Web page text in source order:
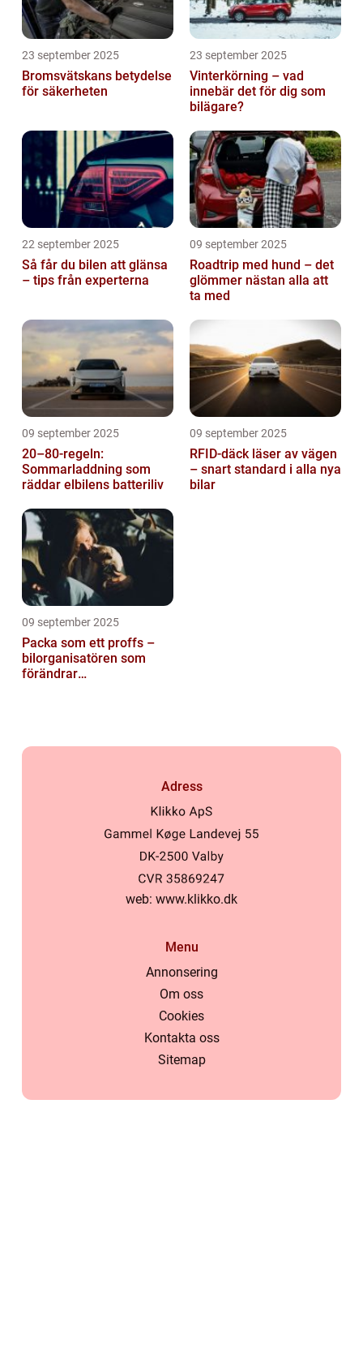
23 september 2025
Bromsvätskans betydelse
för säkerheten
23 september 2025
Vinterkörning – vad
innebär det för dig som
bilägare?
22 september 2025
Så får du bilen att glänsa
– tips från experterna
09 september 2025
Roadtrip med hund – det
glömmer nästan alla att
ta med
09 september 2025
20–80-regeln:
Sommarladdning som
räddar elbilens batteriliv
09 september 2025
RFID-däck läser av vägen
– snart standard i alla nya
bilar
09 september 2025
Packa som ett proffs –
bilorganisatören som
förändrar
Adress
web: www.klikko.dk
Menu
Annonsering
Om oss
Cookies
Kontakta oss
Sitemap